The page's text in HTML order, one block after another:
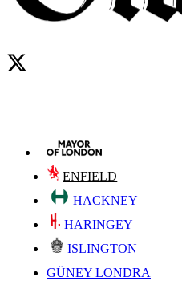
ENFIELD
HACKNEY
HARINGEY
ISLINGTON
GÜNEY LONDRA